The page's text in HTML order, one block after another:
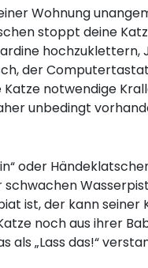
Wohnung
stoppt deine
der
notwendige
unbedingt
oder
ist, der kann seiner
noch aus ihrer
„Lass das!“